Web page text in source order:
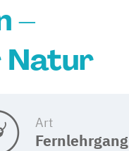
–
Natur
Art
Fernlehrgang